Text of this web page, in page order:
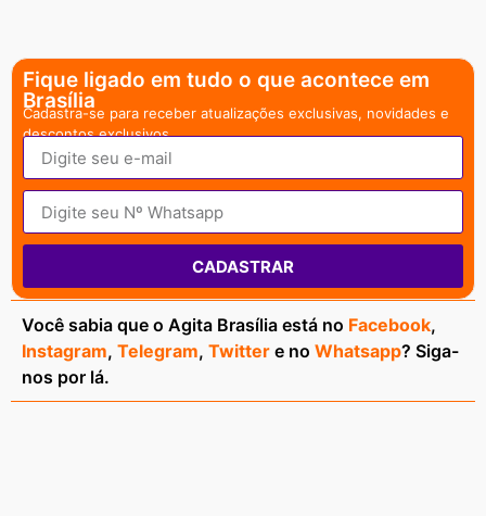
Fique ligado em tudo o que acontece em
Brasília
Cadastra-se para receber atualizações exclusivas, novidades e
descontos exclusivos.
CADASTRAR
Você sabia que o Agita Brasília está no Facebook,
Instagram, Telegram, Twitter e no Whatsapp? Siga-
nos por lá.